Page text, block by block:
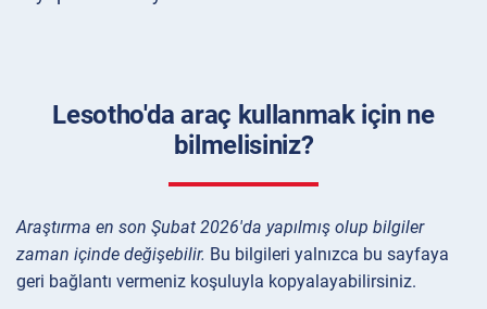
Lesotho'da araç kullanmak için ne
bilmelisiniz?
Araştırma en son Şubat 2026'da yapılmış olup bilgiler
zaman içinde değişebilir. Bu bilgileri yalnızca bu sayfaya
geri bağlantı vermeniz koşuluyla kopyalayabilirsiniz.